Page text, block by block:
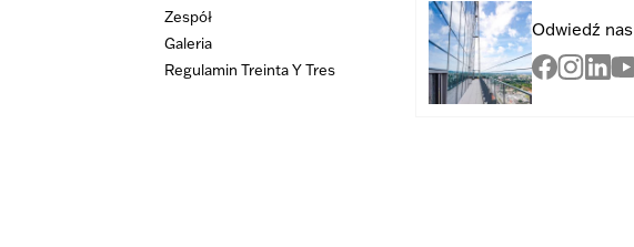
Zespół
Galeria
Regulamin Treinta Y Tres
Odwiedź nas